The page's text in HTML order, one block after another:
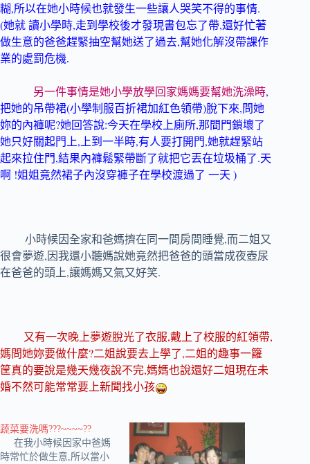
糊,所以在她小時候也就發生一些讓人哭笑不得的事情.
(她就 讀小學時,走到學校後才發現書包忘了帶,還好忙著
做生意的爸爸趕緊抽空幫她送了過去,幫她化解沒帶課作
業的處罰危機.
另一件事情是她小學放學回家媽媽要幫她洗澡時,
把她的吊帶裙(小學制服百折裙加紅色領帶)脫下來,問她
妳的內褲呢?她回答說:今天在學校上廁所,那間門鎖壞了
她只好關起門上, 上到一半時,有人要打開門,她就趕緊站
起來拉住門,結果內褲鬆緊帶斷了就把它丟在垃圾桶了.天
啊 !姐姐竟然裙子內沒穿褲子在學校渡過了 一天 )
小時候因全家和爸媽擠在同一間房間睡覺,而二姐又
很會夢遊, 因我還小聽媽說她竟然把爸爸的頭當成夜壺尿
在爸爸的頭上,讓媽媽又氣又好笑.
又有一次晚上夢遊脫光了衣服,戴上了校服的紅領帶,
媽問她妳要做什麼?二姐說要去上學了,二姐的趣事一籮
筐真的要說是幾天幾夜說不完,媽媽也說還好二姐現在未
婚不然可能常常要上新聞找小孩
蔬菜要洗嗎???~~~~??
在我小時候因家中爸媽
時常忙於做生意,所以當小